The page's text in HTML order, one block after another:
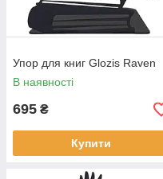
Упор для книг Glozis Raven
В наявності
695 ₴
Купити